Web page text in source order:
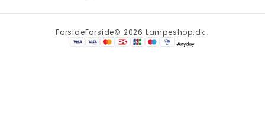
ForsideForside© 2026 Lampeshop.dk .